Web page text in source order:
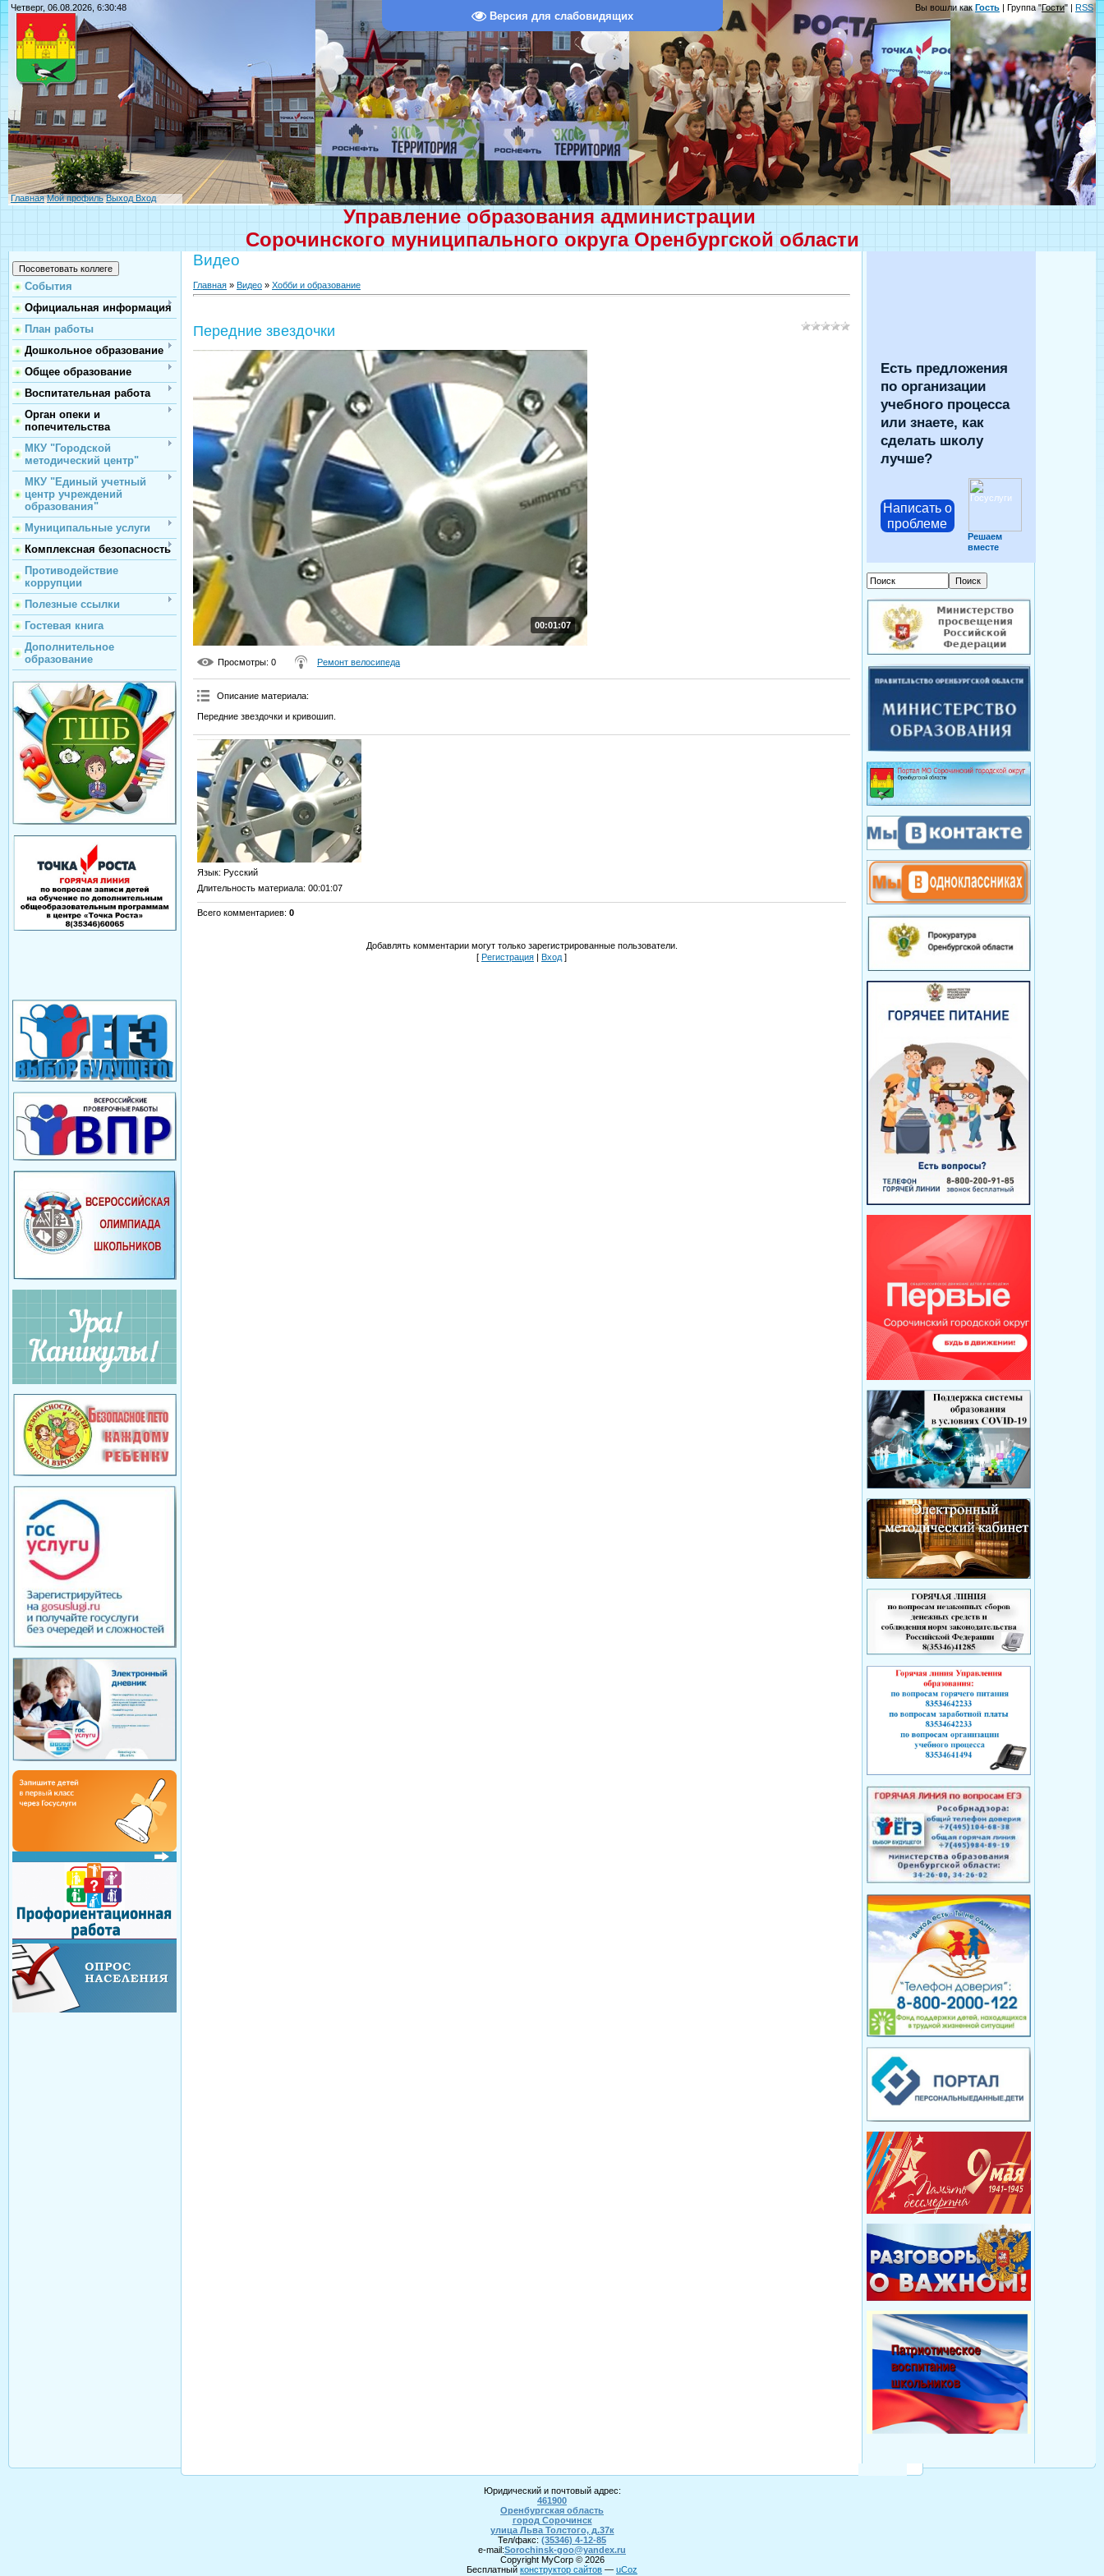
Версия для слабовидящих
Четверг, 06.08.2026, 6:30:48 Вы вошли какГость | Группа "Гости" | RSS
Главная Мой профиль Выход Вход
Управление образования администрации
Сорочинского муниципального округа Оренбургской области
События
Официальная информация
План работы
Дошкольное образование
Общее образование
Воспитательная работа
Орган опеки и
попечительства
МКУ "Городской
методический центр"
МКУ "Единый учетный
центр учреждений
образования"
Муниципальные услуги
Комплексная безопасность
Противодействие
коррупции
Полезные ссылки
Гостевая книга
Дополнительное
образование
Видео
Главная » Видео » Хобби и образование
Передние звездочки
00:01:07
Просмотры: 0 Ремонт велосипеда
Описание материала:
Передние звездочки и кривошип.
Язык: Русский
Длительность материала: 00:01:07
Всего комментариев: 0
Добавлять комментарии могут только зарегистрированные пользователи.
[ Регистрация | Вход ]
Есть предложения
по организации
учебного процесса
или знаете, как
сделать школу
лучше?
Написать о
проблеме
Решаем
вместе
Юридический и почтовый адрес:
461900
Оренбургская область
город Сорочинск
улица Льва Толстого, д.37к
Тел/факс: (35346) 4-12-85
e-mail:Sorochinsk-goo@yandex.ru
Copyright MyCorp © 2026
Бесплатный конструктор сайтов — uCoz